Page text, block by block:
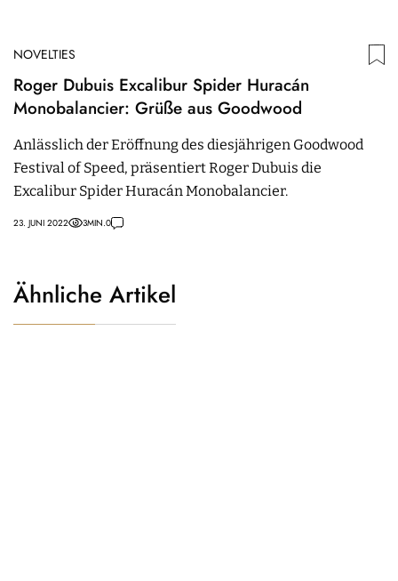
NOVELTIES
Roger Dubuis Excalibur Spider Huracán
Monobalancier: Grüße aus Goodwood
Anlässlich der Eröffnung des diesjährigen Goodwood
Festival of Speed, präsentiert Roger Dubuis die
Excalibur Spider Huracán Monobalancier.
23. JUNI 2022 3MIN.0
Ähnliche Artikel